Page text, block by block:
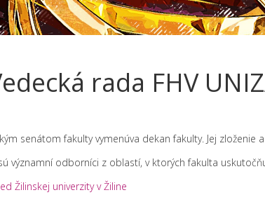
rada FHV
senátom fakulty vymenúva dekan fakulty. Jej
významní odborníci z oblastí, v ktorých fakulta
Žilinskej univerzity v Žiline